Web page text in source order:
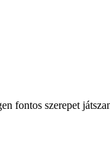
fontos szerepet